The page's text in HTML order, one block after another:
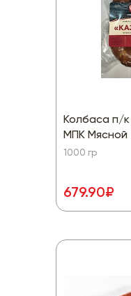
Колбаса п/к
МПК Мясной
1000 гр
679.90₽